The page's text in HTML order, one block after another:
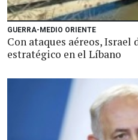
GUERRA-MEDIO ORIENTE
Con ataques aéreos, Israel
estratégico en el Líbano